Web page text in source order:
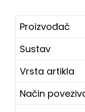
Proizvođač
Sustav
Vrsta artikla
Način